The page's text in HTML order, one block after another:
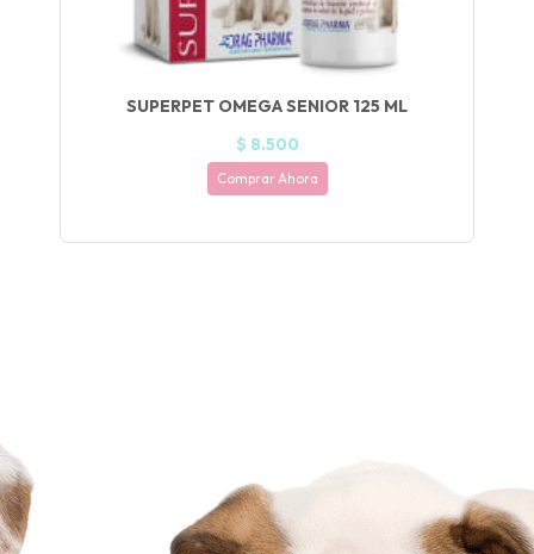
JUGAR
SUPERPET OMEGA SENIOR 125 ML
$ 8.500
Comprar Ahora